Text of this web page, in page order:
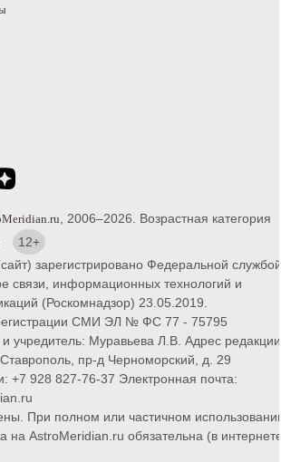
, 2006–2026. Возрастная категория
12+
зарегистрировано Федеральной службой
связи, информационных технологий и
(Роскомнадзор) 23.05.2019.
СМИ ЭЛ № ФС 77 - 75795
учредитель: Муравьева Л.В. Адрес
пр-д Черноморский, д. 29
+7 928 827-76-37 Электронная почта:
При полном или частичном
на AstroMeridian.ru обязательна (в